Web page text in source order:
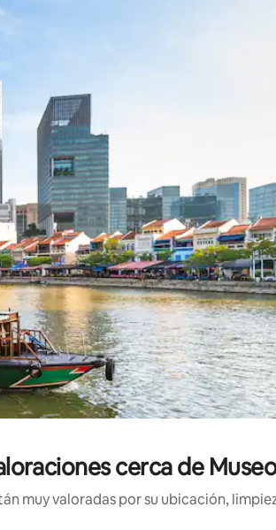
y hacia abajo o explora con el tacto o
cerca de
muy valoradas por su ubicación,